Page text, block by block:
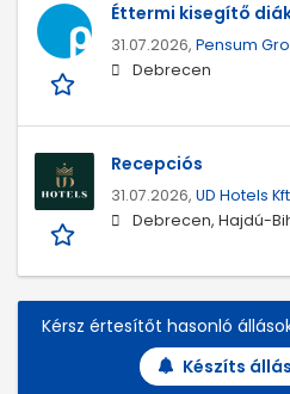
Éttermi kisegítő
31.07.2026, Pensum
Debrecen
Recepciós
31.07.2026, UD Hotels
Debrecen, Hajdú-
Kérsz értesítőt hasonló
Készíts